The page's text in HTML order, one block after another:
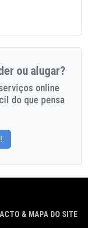
ou alugar?
online
do que pensa
& MAPA DO SITE